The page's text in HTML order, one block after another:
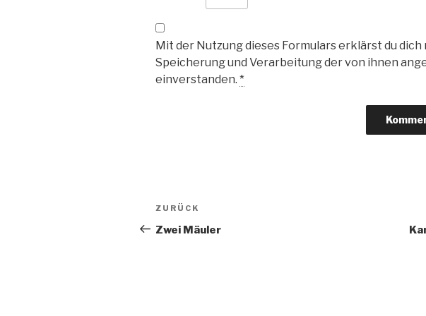
Mit der Nutzung dieses Formulars erklärst du dich
Speicherung und Verarbeitung der von ihnen
einverstanden. *
Beitrags-
Navigation
Vorheriger
Beitrag
ZURÜCK
Zwei Mäuler